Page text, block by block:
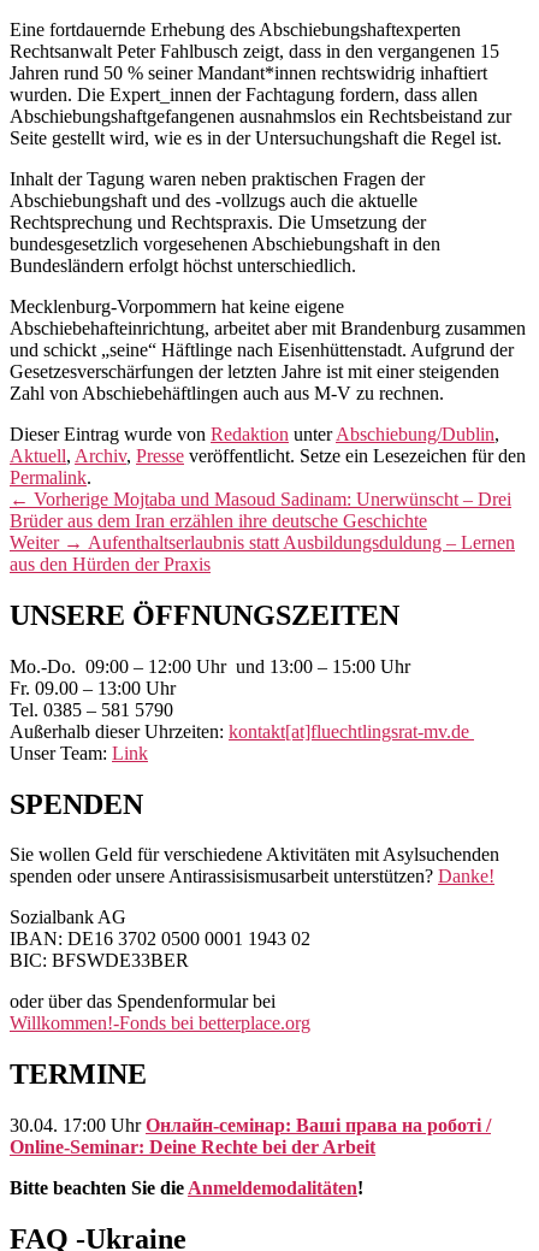
Eine fortdauernde Erhebung des Abschiebungshaftexperten
Rechtsanwalt Peter Fahlbusch zeigt, dass in den vergangenen 15
Jahren rund 50 % seiner Mandant*innen rechtswidrig inhaftiert
wurden. Die Expert_innen der Fachtagung fordern, dass allen
Abschiebungshaftgefangenen ausnahmslos ein Rechtsbeistand zur
Seite gestellt wird, wie es in der Untersuchungshaft die Regel ist.
Inhalt der Tagung waren neben praktischen Fragen der
Abschiebungshaft und des -vollzugs auch die aktuelle
Rechtsprechung und Rechtspraxis. Die Umsetzung der
bundesgesetzlich vorgesehenen Abschiebungshaft in den
Bundesländern erfolgt höchst unterschiedlich.
Mecklenburg-Vorpommern hat keine eigene
Abschiebehafteinrichtung, arbeitet aber mit Brandenburg zusammen
und schickt „seine“ Häftlinge nach Eisenhüttenstadt. Aufgrund der
Gesetzesverschärfungen der letzten Jahre ist mit einer steigenden
Zahl von Abschiebehäftlingen auch aus M-V zu rechnen.
Dieser Eintrag wurde von Redaktion unterAbschiebung/Dublin,
Aktuell, Archiv, Presse veröffentlicht. Setze ein Lesezeichen für den
Permalink.
Beitragsnavigation
← Vorherige Vorheriger
Beitrag:
Mojtaba und Masoud Sadinam: Unerwünscht – Drei
Brüder aus dem Iran erzählen ihre deutsche Geschichte
Weiter → Nächster
Beitrag:
Aufenthaltserlaubnis statt Ausbildungsduldung – Lernen
aus den Hürden der Praxis
Primärer
Widgetbereich
UNSERE ÖFFNUNGSZEITEN
Mo.-Do. 09:00 – 12:00 Uhr und 13:00 – 15:00 Uhr
Fr. 09.00 – 13:00 Uhr
Tel. 0385 – 581 5790
Außerhalb dieser Uhrzeiten: kontakt[at]fluechtlingsrat-mv.de
Unser Team: Link
SPENDEN
Sie wollen Geld für verschiedene Aktivitäten mit Asylsuchenden
spenden oder unsere Antirassisismusarbeit unterstützen? Danke!
Sozialbank AG
IBAN: DE16 3702 0500 0001 1943 02
BIC: BFSWDE33BER
oder über das Spendenformular bei
Willkommen!-Fonds bei betterplace.org
TERMINE
30.04. 17:00 UhrОнлайн-семінар: Ваші права на роботі /
Online-Seminar: Deine Rechte bei der Arbeit
Bitte beachten Sie die Anmeldemodalitäten!
FAQ -Ukraine